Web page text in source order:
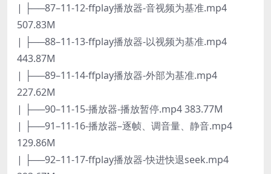
| ├──87–11-12-ffplay播放器-音视频为基准.mp4
507.83M
| ├──88–11-13-ffplay播放器-以视频为基准.mp4
443.87M
| ├──89–11-14-ffplay播放器-外部为基准.mp4
227.62M
| ├──90–11-15-播放器-播放暂停.mp4 383.77M
| ├──91–11-16-播放器–逐帧、调音量、静音.mp4
129.86M
| ├──92–11-17-ffplay播放器-快进快退seek.mp4